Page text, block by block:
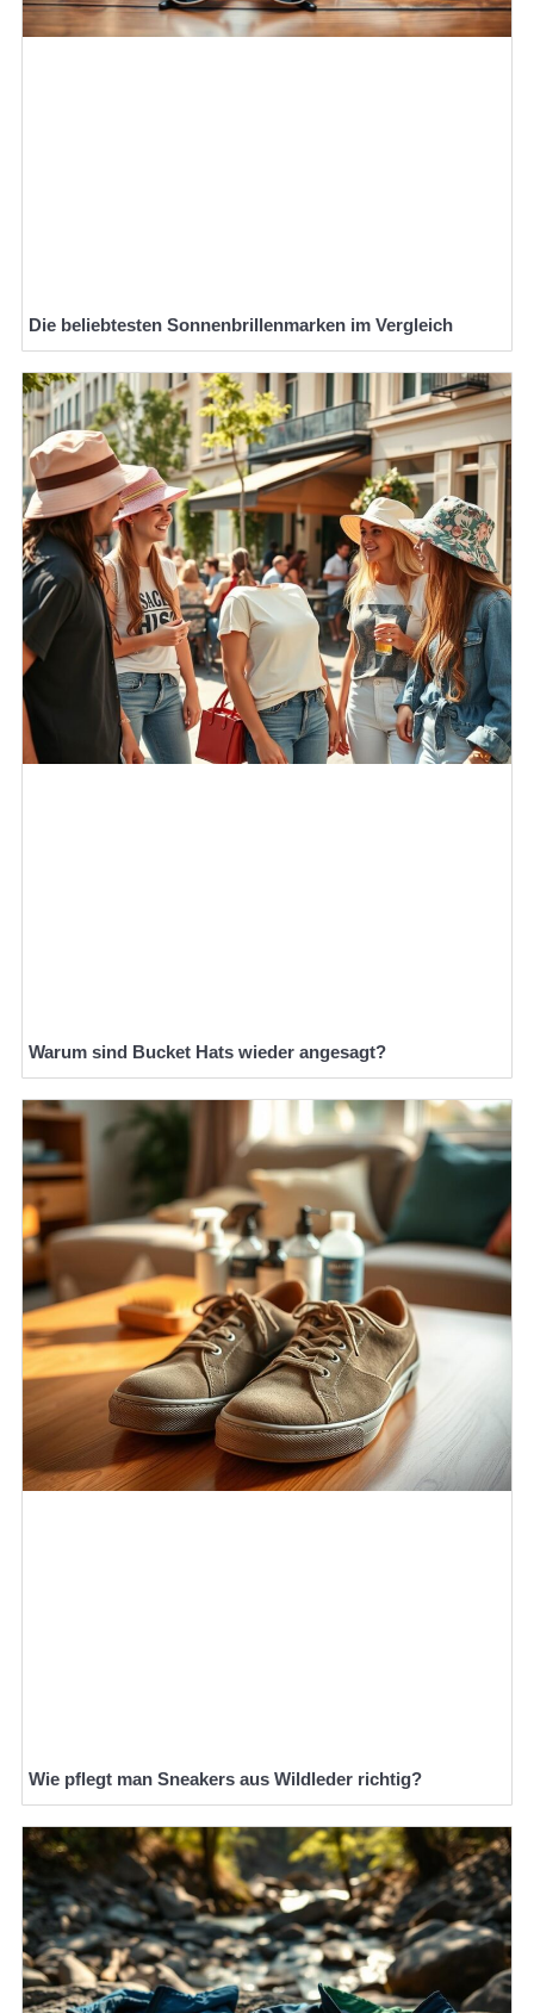
Die beliebtesten Sonnenbrillenmarken im Vergleich
Warum sind Bucket Hats wieder angesagt?
Wie pflegt man Sneakers aus Wildleder richtig?